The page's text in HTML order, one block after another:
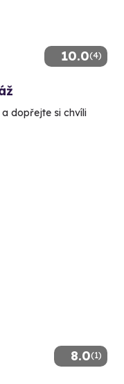
10.0(4)
dopřejte si chvíli
8.0(1)